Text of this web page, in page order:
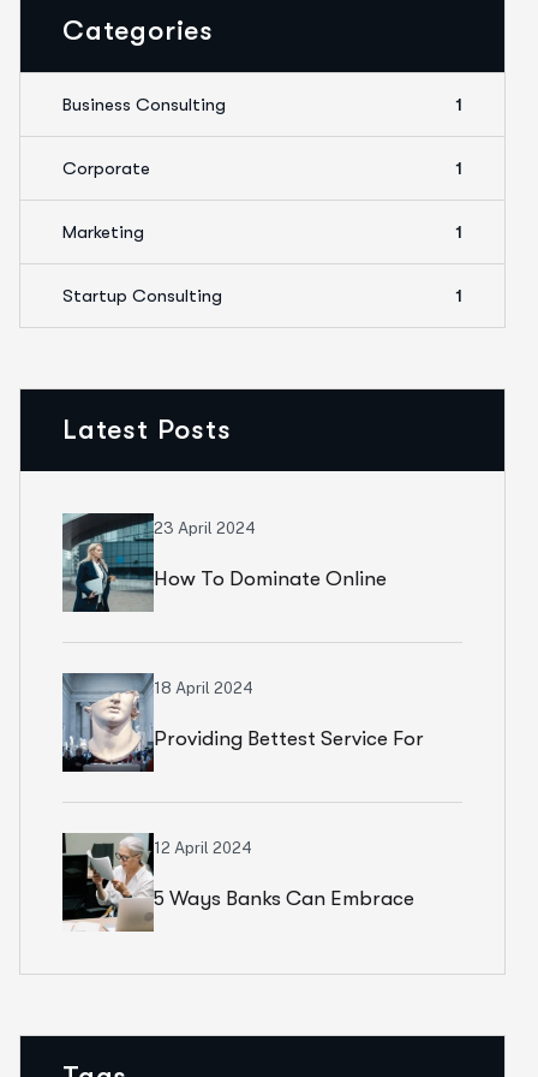
Categories
Business Consulting 1
Corporate 1
Marketing 1
Startup Consulting 1
Latest Posts
23 April 2024
How To Dominate Online
& Beyond
18 April 2024
Providing Bettest Service For
12 April 2024
5 Ways Banks Can Embrace